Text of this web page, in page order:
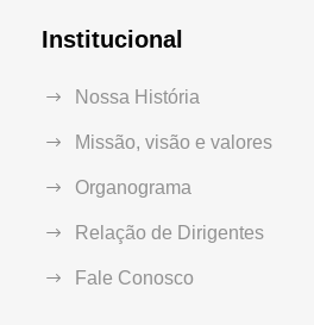
Institucional
Nossa História
Missão, visão e valores
Organograma
Relação de Dirigentes
Fale Conosco